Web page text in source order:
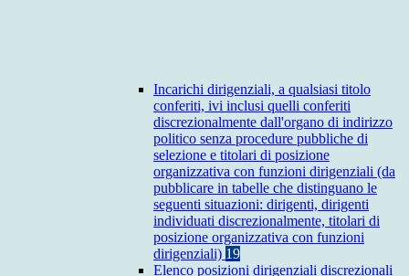
Incarichi dirigenziali, a qualsiasi titolo
conferiti, ivi inclusi quelli conferiti
discrezionalmente dall'organo di indirizzo
politico senza procedure pubbliche di
selezione e titolari di posizione
organizzativa con funzioni dirigenziali (da
pubblicare in tabelle che distinguano le
seguenti situazioni: dirigenti, dirigenti
individuati discrezionalmente, titolari di
posizione organizzativa con funzioni
dirigenziali) 19
Elenco posizioni dirigenziali discrezionali